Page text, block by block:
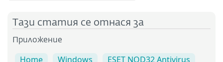
Тази статия се отнася за
Приложение
Home Windows
ESET NOD32 Antivirus